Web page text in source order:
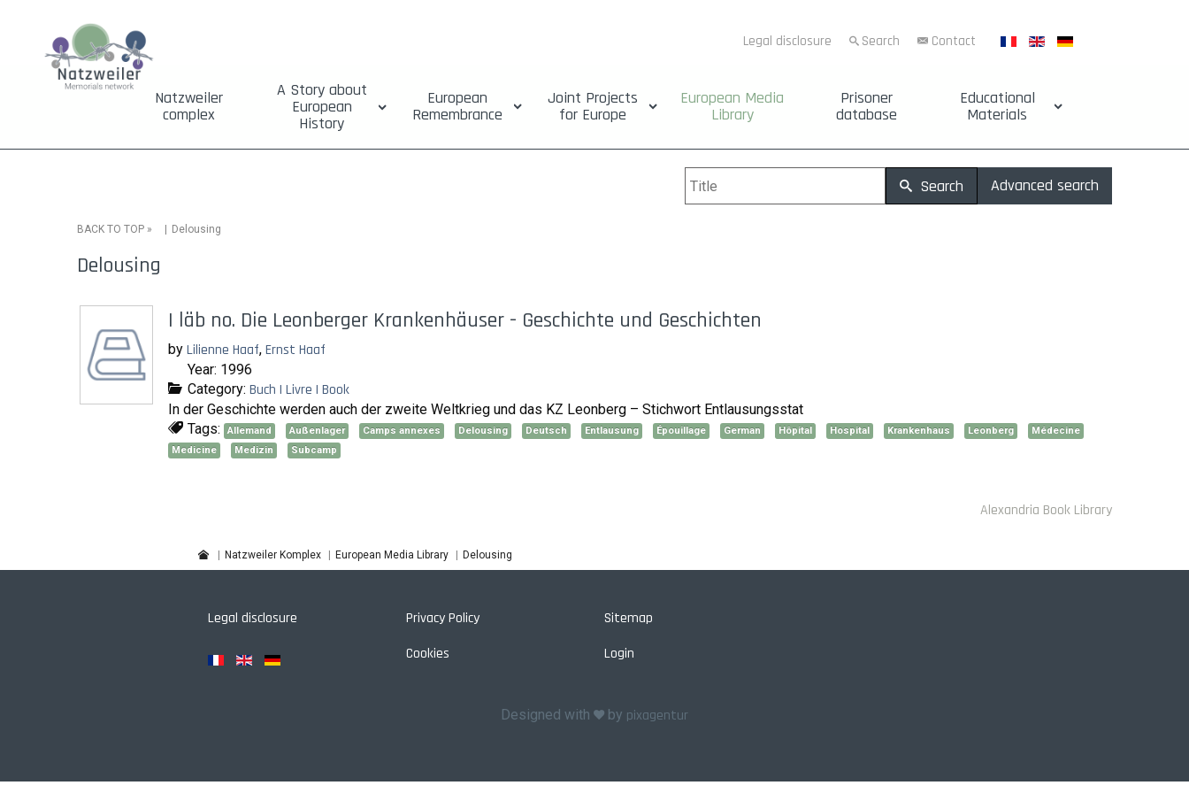
Legal disclosure Search Contact
Natzweiler
complex
A Story about
European
History
European
Remembrance
Joint Projects
for Europe
European Media
Library
Prisoner
database
Educational
Materials
Search Advanced search
BACK TO TOP » Delousing
Delousing
I läb no. Die Leonberger Krankenhäuser - Geschichte und Geschichten
by Lilienne Haaf, Ernst Haaf
Year: 1996
Category: Buch | Livre | Book
In der Geschichte werden auch der zweite Weltkrieg und das KZ Leonberg – Stichwort Entlausungsstat
Tags:
Allemand Außenlager Camps annexes Delousing Deutsch Entlausung Épouillage German Hôpital Hospital Krankenhaus Leonberg
Médecine
Medicine
Medizin Subcamp
Alexandria Book Library
Natzweiler Komplex European Media Library Delousing
Legal disclosure
Privacy Policy
Cookies
Sitemap
Login
Designed with by pixagentur